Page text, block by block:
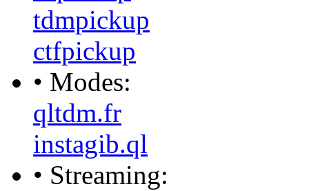
tdmpickup
ctfpickup
• Modes:
qltdm.fr
instagib.ql
• Streaming: